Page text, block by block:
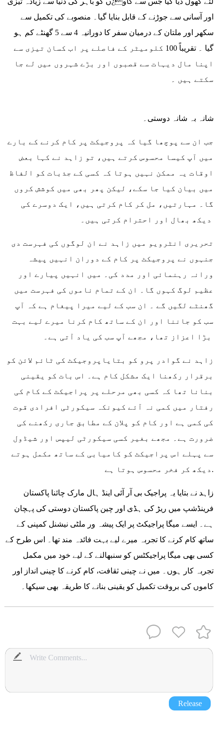
اور آسانی سے جوڑنے کے قابل بنایا گیا۔ منصوبے کی تکمیل سے
سکھر اور ملتان کے درمیان سفر کا دورانیہ 4 سے 5 گھنٹے کم ہو
گیا ۔ تقریباً 100 کلومیٹر کے فاصلے پر اب کسان تیزی سے
اپنا مال دیہات سے قصبوں اور بڑے شہروں میں لے جا
سکتے ہیں ۔
شانہ بہ شانہ دوستی۔
جب ان سے پوچھا گیا کہ پروجیکٹ پر کام کرنے کے بارے
میں آپ کیسا محسوس کرتے ہیں، تو زاہد نے کہا بعض
اوقات یہ ممکن نہیں ہوتا کہ کسی کے جذبات کو الفاظ
میں بیان کیا جا سکے، لیکن پھر بھی میں کوشش کروں
گا۔ مہارتیں، مل کر کام کرتی ہیں، ایک دوسرے کی
تحریری انٹرویو میں زاہد نے ان لوگوں کی فہرست دی
جنہوں نے پروجیکٹ پر کام کے دوران انہیں پیشہ
ورانہ رہنمائی اور مدد کی۔ میں انہیں پیارے اور
عظیم لوگ کہوں گا۔ ان کے تمام ناموں کی فہرست میں
گھنٹے لگیں گے ۔ ان سب کے لیے میرا پیغام ہے کہ آپ
سب کو جاننا اور ان کے ساتھ کام کرنا میرے لیے بہت
برقرار رکھنا ایک مشکل کام ہے۔ اس بات کو یقینی
بنانا تھا کہ کسی بھی مرحلے پر پراجیکٹ کے کام کی
رفتار میں کمی نہ آئے کیونکہ سیکورٹی افرادی قوت
کی کمی ہے اور کام کو پلان کے مطابق جاری رکھنے کی
ضرورت ہے۔ مجھے بغیر کسی سیکورٹی لیپس اور شیڈول
سے پہلے اس پراجیکٹ کو کامیابی کے ساتھ مکمل ہوتے
دیکھ کر فخر محسوس ہوتا ہے.
زاہد نے بتایا یہ پراجیک بی آر آئی اینڈ ہال مارک چائنا پاکستان
فرینڈشپ میں ریڑ کی ہڈی اور چین پاکستان دوستی کی پہچان
ہے۔ ایسے میگا پراجیکٹ پر ایک پیشہ ور ملٹی نیشنل کمپنی کے
ساتھ کام کرنے کا تجربہ میرے لیے بہت فائدہ مند تھا۔ اس طرح کے
کسی بھی میگا پراجیکٹس کو سنبھالنے کے لیے خود میں مکمل
تجربہ کار ہوں۔ میں نے چینی ثقافت، کام کرنے کا چینی انداز اور
کاموں کی بروقت تکمیل کو یقینی بنانے کا طریقہ بھی سیکھا۔
Release